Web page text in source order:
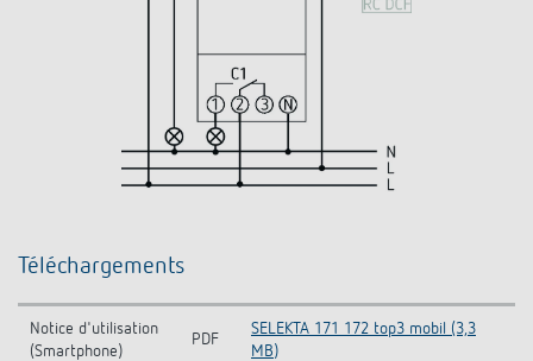
Téléchargements
Notice d'utilisation
(Smartphone)
PDF
SELEKTA 171 172 top3 mobil (3,3
MB)